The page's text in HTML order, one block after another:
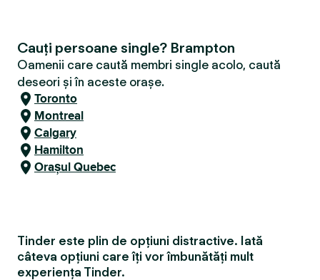
Cauți persoane single? Brampton
Oamenii care caută membri single acolo, caută
deseori și în aceste orașe.
Toronto
Montreal
Calgary
Hamilton
Orașul Quebec
Tinder este plin de opțiuni distractive. Iată
câteva opțiuni care îți vor îmbunătăți mult
experiența Tinder.